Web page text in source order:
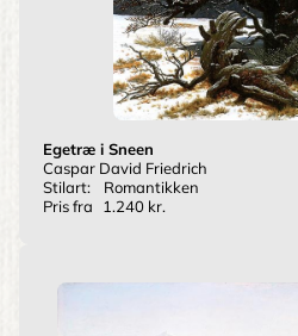
Egetræ i Sneen
Caspar David Friedrich
Stilart:
Romantikken
Pris fra
1.240 kr.